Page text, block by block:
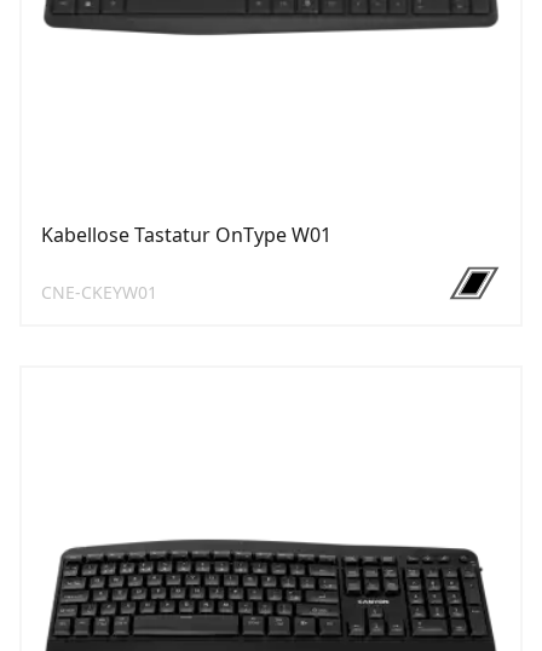
Kabellose Tastatur OnType W01
CNE-CKEYW01